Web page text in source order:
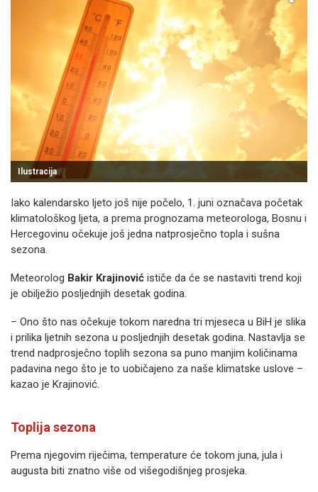
Ilustracija
Iako kalendarsko ljeto još nije počelo, 1. juni označava početak
klimatološkog ljeta, a prema prognozama meteorologa, Bosnu i
Hercegovinu očekuje još jedna natprosječno topla i sušna
sezona.
Meteorolog Bakir Krajinović ističe da će se nastaviti trend koji
je obilježio posljednjih desetak godina.
– Ono što nas očekuje tokom naredna tri mjeseca u BiH je slika
i prilika ljetnih sezona u posljednjih desetak godina. Nastavlja se
trend nadprosječno toplih sezona sa puno manjim količinama
padavina nego što je to uobičajeno za naše klimatske uslove –
kazao je Krajinović.
Toplija sezona
Prema njegovim riječima, temperature će tokom juna, jula i
augusta biti znatno više od višegodišnjeg prosjeka.